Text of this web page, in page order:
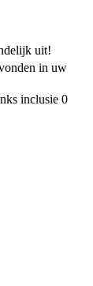
uit!
in uw
inclusie 0